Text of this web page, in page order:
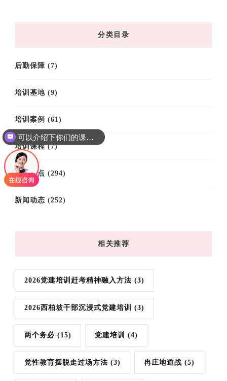
分类目录
后勤保障 (7)
培训基地 (9)
培训案例 (61)
培训课程(7)
思政热点 (294)
新闻动态 (252)
相关推荐
2026党建培训赶考精神融入方法 (3)
2026西柏坡干部沉浸式党建培训 (3)
两个务必 (15) 党建培训 (4)
党性教育摆脱走过场方法 (3) 冉庄地道战 (5)